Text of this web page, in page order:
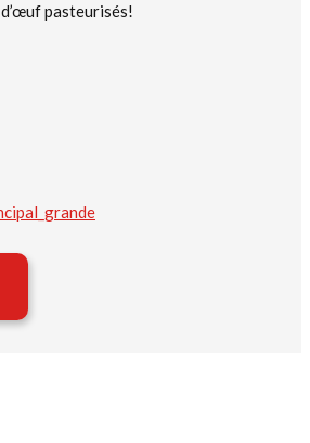
d’œuf pasteurisés!